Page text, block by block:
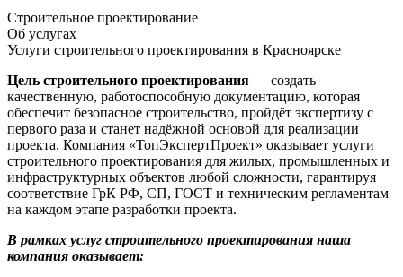
Строительное проектирование
Об услугах
Услуги строительного проектирования в Красноярске
Цель строительного проектирования — создать
качественную, работоспособную документацию, которая
обеспечит безопасное строительство, пройдёт экспертизу с
первого раза и станет надёжной основой для реализации
проекта. Компания «ТопЭкспертПроект» оказывает услуги
строительного проектирования для жилых, промышленных и
инфраструктурных объектов любой сложности, гарантируя
соответствие ГрК РФ, СП, ГОСТ и техническим регламентам
на каждом этапе разработки проекта.
В рамках услуг строительного проектирования наша
компания оказывает: